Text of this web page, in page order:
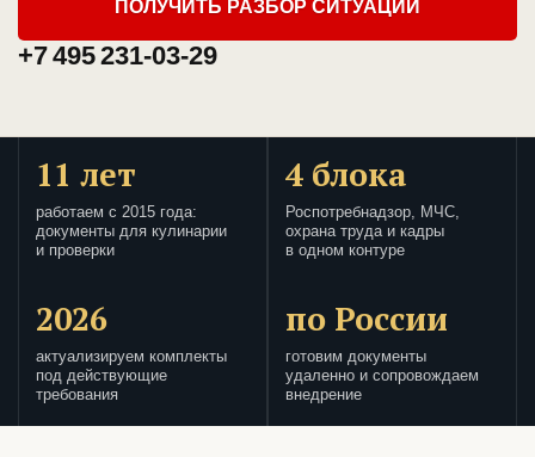
ПОЛУЧИТЬ РАЗБОР СИТУАЦИИ
+7 495 231-03-29
11 лет
работаем с 2015 года:
документы для кулинарии
и проверки
4 блока
Роспотребнадзор, МЧС,
охрана труда и кадры
в одном контуре
2026
актуализируем комплекты
под действующие
требования
по России
готовим документы
удаленно и сопровождаем
внедрение